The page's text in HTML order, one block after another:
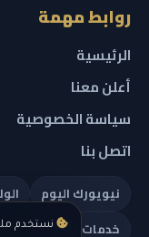
نستخدم
روابط مهمة
الرئيسية
أعلن معنا
سياسة الخصوصية
اتصل بنا
نيويورك اليوم
خدمات تهمك